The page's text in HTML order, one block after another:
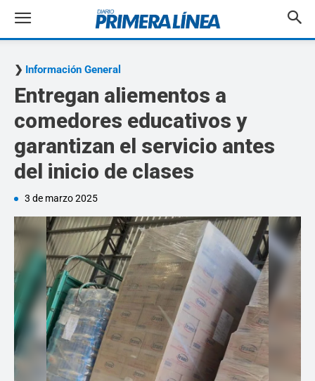
Información General
Entregan aliementos a
comedores educativos y
garantizan el servicio antes
del inicio de clases
3 de marzo 2025